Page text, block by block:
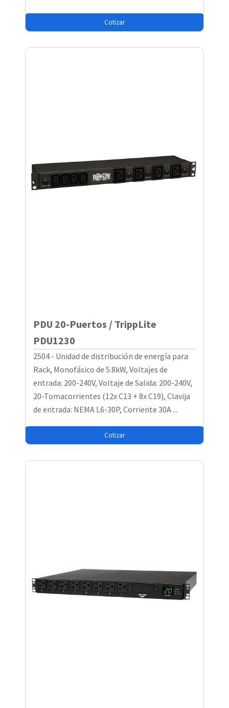
Cotizar
PDU 20-Puertos / TrippLite
PDU1230
2504 - Unidad de distribución de energía para
Rack, Monofásico de 5.8kW, Voltajes de
entrada: 200-240V, Voltaje de Salida: 200-240V,
20-Tomacorrientes (12x C13 + 8x C19), Clavija
de entrada: NEMA L6-30P, Corriente 30A ...
Cotizar